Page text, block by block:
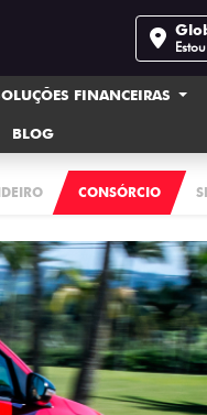
FINANCEIRAS
BLOG
CONSÓRCIO